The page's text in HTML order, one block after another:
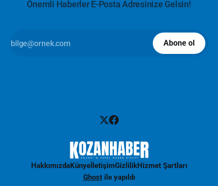
Önemli Haberler E-Posta Adresinize Gelsin!
Abone ol
HakkımızdaKünyeİletişimGizlilikHizmet Şartları
Ghostile yapıldı